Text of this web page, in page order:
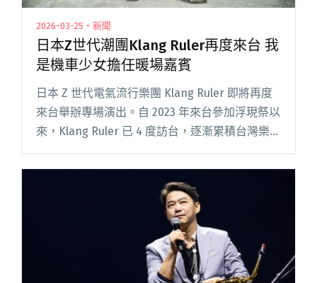
2026-03-25・新聞
日本Z世代潮團Klang Ruler再度來台 我
是機車少女擔任暖場嘉賓
日本 Z 世代電氣流行樂團 Klang Ruler 即將再度
來台舉辦專場演出。自 2023 年來台參加浮現祭以
來，Klang Ruler 已 4 度訪台，逐漸累積台灣樂迷
作，單曲〈Teenag閱讀全文 "日本Z世代潮團
Klang Ruler再度來台 我是機車少女擔任暖場嘉